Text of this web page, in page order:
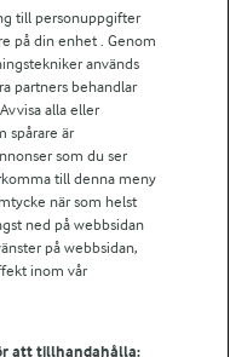
till personuppgifter
på din enhet . Genom
används
partners behandlar
alla eller
spårare är
som du ser
till denna meny
när som helst
ned på webbsidan
på webbsidan,
inom vår
att tillhandahålla: